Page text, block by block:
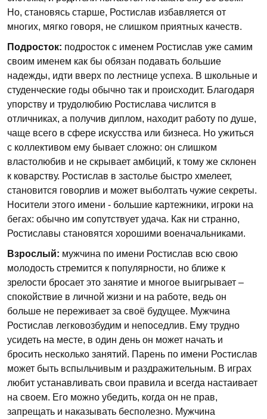
Но, становясь старше, Ростислав избавляется от
многих, мягко говоря, не слишком приятных качеств.
Подросток: подросток с именем Ростислав уже самим
своим именем как бы обязан подавать большие
надежды, идти вверх по лестнице успеха. В школьные и
студенческие годы обычно так и происходит. Благодаря
упорству и трудолюбию Ростислава числится в
отличниках, а получив диплом, находит работу по душе,
чаще всего в сфере искусства или бизнеса. Но ужиться
с коллективом ему бывает сложно: он слишком
властолюбив и не скрывает амбиций, к тому же склонен
к коварству. Ростислав в застолье быстро хмелеет,
становится говорлив и может выболтать чужие секреты.
Носители этого имени - большие картежники, игроки на
бегах: обычно им сопутствует удача. Как ни странно,
Ростиславы становятся хорошими военачальниками.
Взрослый: мужчина по имени Ростислав всю свою
молодость стремится к популярности, но ближе к
зрелости бросает это занятие и многое выигрывает –
спокойствие в личной жизни и на работе, ведь он
больше не переживает за своё будущее. Мужчина
Ростислав легковозбудим и непоседлив. Ему трудно
усидеть на месте, в один день он может начать и
бросить несколько занятий. Парень по имени Ростислав
может быть вспыльчивым и раздражительным. В играх
любит устанавливать свои правила и всегда настаивает
на своем. Его можно убедить, когда он не прав,
запрещать и наказывать бесполезно. Мужчина